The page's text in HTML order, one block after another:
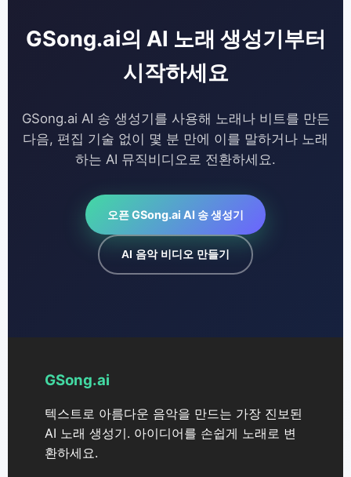
GSong.ai의 AI 노래 생성기부터
시작하세요
GSong.ai AI 송 생성기를 사용해 노래나 비트를 만든
다음, 편집 기술 없이 몇 분 만에 이를 말하거나 노래
하는 AI 뮤직비디오로 전환하세요.
오픈 GSong.ai AI 송 생성기
AI 음악 비디오 만들기
GSong.ai
텍스트로 아름다운 음악을 만드는 가장 진보된
AI 노래 생성기. 아이디어를 손쉽게 노래로 변
환하세요.